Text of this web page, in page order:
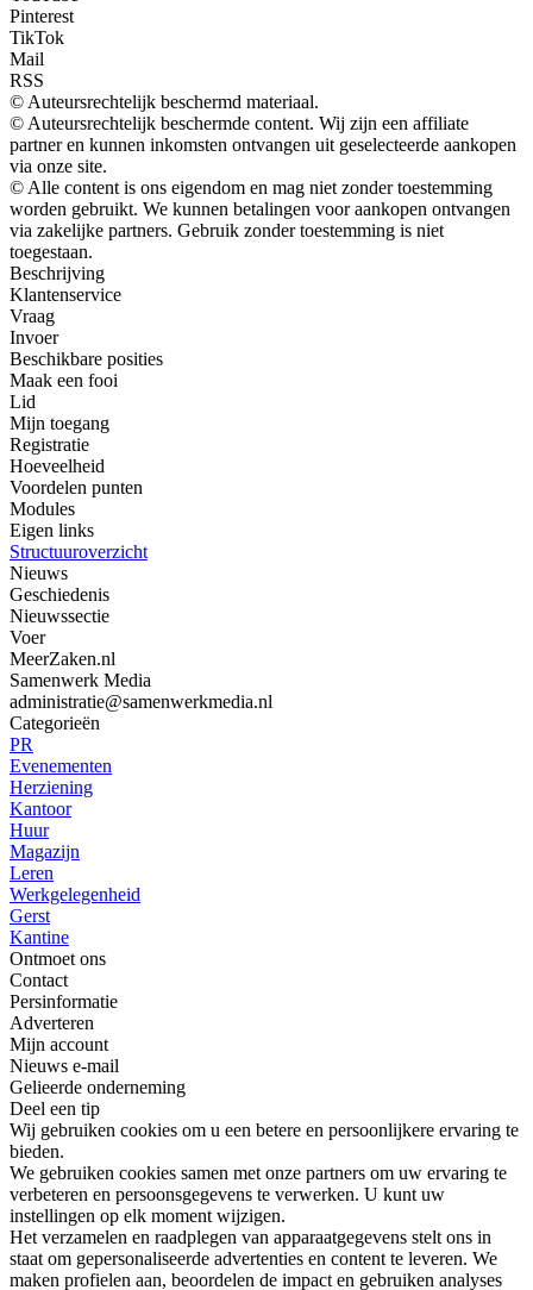
Pinterest
TikTok
Mail
RSS
© Auteursrechtelijk beschermd materiaal.
© Auteursrechtelijk beschermde content. Wij zijn een affiliate
partner en kunnen inkomsten ontvangen uit geselecteerde aankopen
via onze site.
© Alle content is ons eigendom en mag niet zonder toestemming
worden gebruikt. We kunnen betalingen voor aankopen ontvangen
via zakelijke partners. Gebruik zonder toestemming is niet
toegestaan.
Beschrijving
Klantenservice
Vraag
Invoer
Beschikbare posities
Maak een fooi
Lid
Mijn toegang
Registratie
Hoeveelheid
Voordelen punten
Modules
Eigen links
Structuuroverzicht
Nieuws
Geschiedenis
Nieuwssectie
Voer
MeerZaken.nl
Samenwerk Media
administratie@samenwerkmedia.nl
Categorieën
PR
Evenementen
Herziening
Kantoor
Huur
Magazijn
Leren
Werkgelegenheid
Gerst
Kantine
Ontmoet ons
Contact
Persinformatie
Adverteren
Mijn account
Nieuws e-mail
Gelieerde onderneming
Deel een tip
Wij gebruiken cookies om u een betere en persoonlijkere ervaring te
bieden.
We gebruiken cookies samen met onze partners om uw ervaring te
verbeteren en persoonsgegevens te verwerken. U kunt uw
instellingen op elk moment wijzigen.
Het verzamelen en raadplegen van apparaatgegevens stelt ons in
staat om gepersonaliseerde advertenties en content te leveren. We
maken profielen aan, beoordelen de impact en gebruiken analyses